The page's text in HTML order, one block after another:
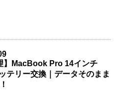
】MacBook Pro 14インチ
テリー交換｜データそのまま